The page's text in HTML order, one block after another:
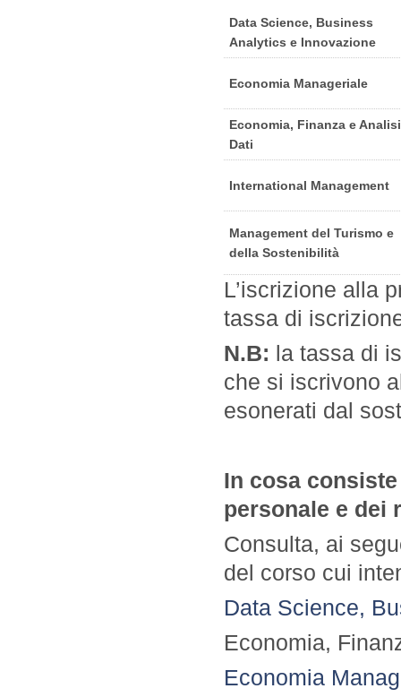
Data Science, Business
Analytics e Innovazione
Economia Manageriale
Economia, Finanza e
Dati
International Management
Management del Turismo e
della Sostenibilità
L’iscrizione alla
tassa di
N.B: la tassa di
che si iscrivono
esonerati dal
In cosa
personale e dei
Consulta, ai
del corso cui
Data Science,
Economia,
Economia